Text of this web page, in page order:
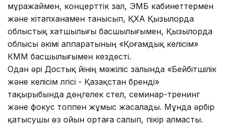
мұражаймен, концерттік зал, ЭМБ кабинеттермен
және кітапханамен танысып, ҚХА Қызылорда
облыстық хатшылығы басшылығымен, Қызылорда
облысы әкімі аппаратының «Қоғамдық келісім»
КММ басшылығымен кездесті.
Одан әрі Достық үйінің мәжіліс залында «Бейбітшілік
және келісім үлгісі - Қазақстан бренді»
тақырыбында дөңгелек үстел, семинар-тренинг
және фокус топпен жұмыс жасалады. Мұнда әрбір
қатысушы өз ойын ортаға салып, пікір алмасты.